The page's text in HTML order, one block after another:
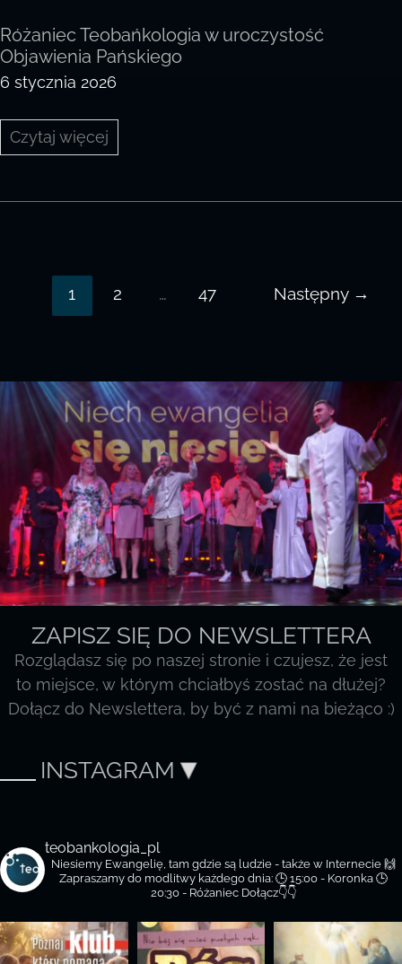
Różaniec Teobańkologia w uroczystość
Objawienia Pańskiego
6 stycznia 2026
Różaniec
Teobańkologia
Objawienia
Czytaj więcej
1 2 … 47 Następny →
ZAPISZ SIĘ DO NEWSLETTERA
Rozglądasz się po naszej stronie i czujesz, że jest
to miejsce, w którym chciałbyś zostać na dłużej?
Dołącz do Newslettera, by być z nami na bieżąco :)
INSTAGRAM
teobankologia_pl
Niesiemy Ewangelię, tam gdzie są ludzie - także w Internecie 🙌
Zapraszamy do modlitwy każdego dnia: 🕒 15:00 - Koronka 🕒
20:30 - Różaniec Dołącz👇👇